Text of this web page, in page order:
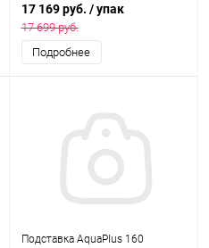
дверками МДФ со стеклами по
краям, выбеленный дуб, в
коробке , ПВХ
17 169 руб. / упак
17 699 руб.
Подробнее
Подставка AquaPlus 160